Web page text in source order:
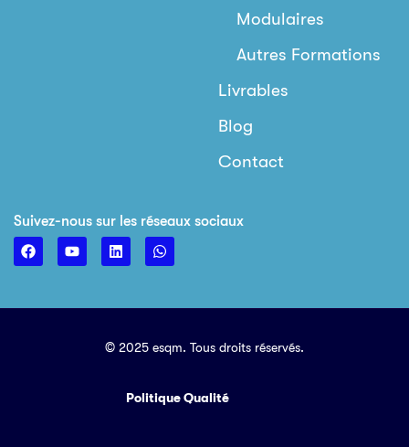
Modulaires
Autres Formations
Livrables
Blog
Contact
Suivez-nous sur les réseaux sociaux
© 2025 esqm. Tous droits réservés.
Politique Qualité